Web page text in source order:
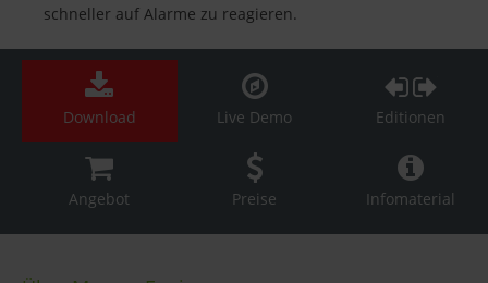
schneller auf Alarme zu reagieren.
Download Live Demo Editionen
Angebot Preise Infomaterial